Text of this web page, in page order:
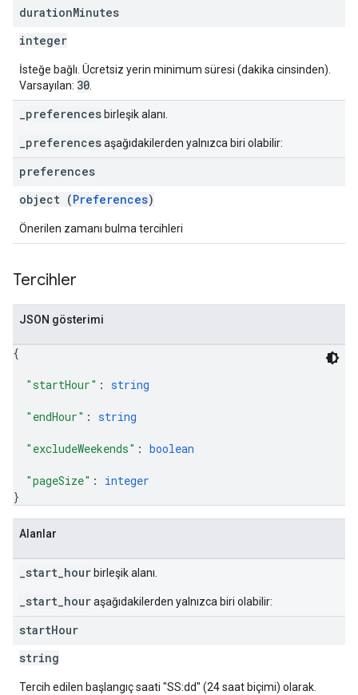
durationMinutes
integer
İsteğe bağlı. Ücretsiz yerin minimum süresi (dakika cinsinden).
Varsayılan: 30
_preferences birleşik alanı.
_preferencesaşağıdakilerden yalnızca biri olabilir:
preferences
object (Preferences)
Önerilen zamanı bulma tercihleri
Tercihler
JSON gösterimi
{
"startHour" : string
"endHour" : string
"excludeWeekends" : boolean
"pageSize" : integer
}
Alanlar
_start_hour birleşik alanı.
_start_houraşağıdakilerden yalnızca biri olabilir:
startHour
string
Tercih edilen başlangıç saati "SS:dd" (24 saat biçimi) olarak.